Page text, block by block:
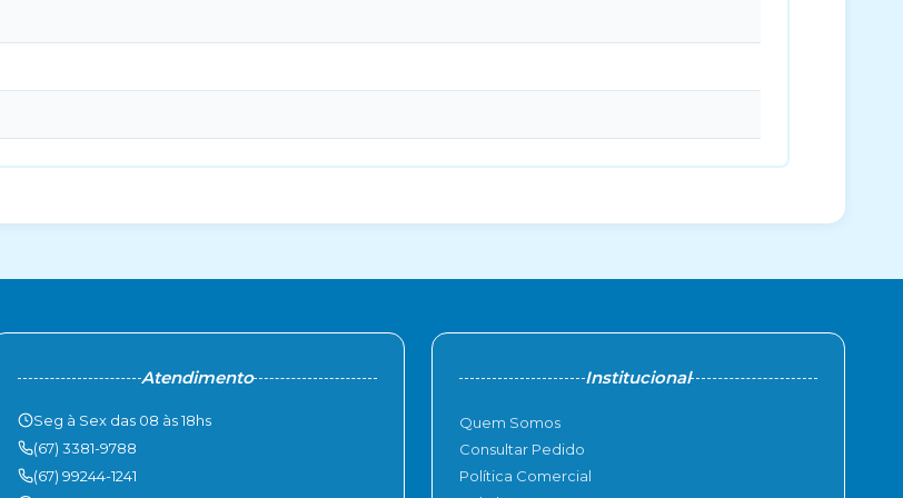
Atendimento
Seg à Sex das 08 às 18hs
(67) 3381-9788
(67) 99244-1241
Institucional
Quem Somos
Consultar Pedido
Política Comercial